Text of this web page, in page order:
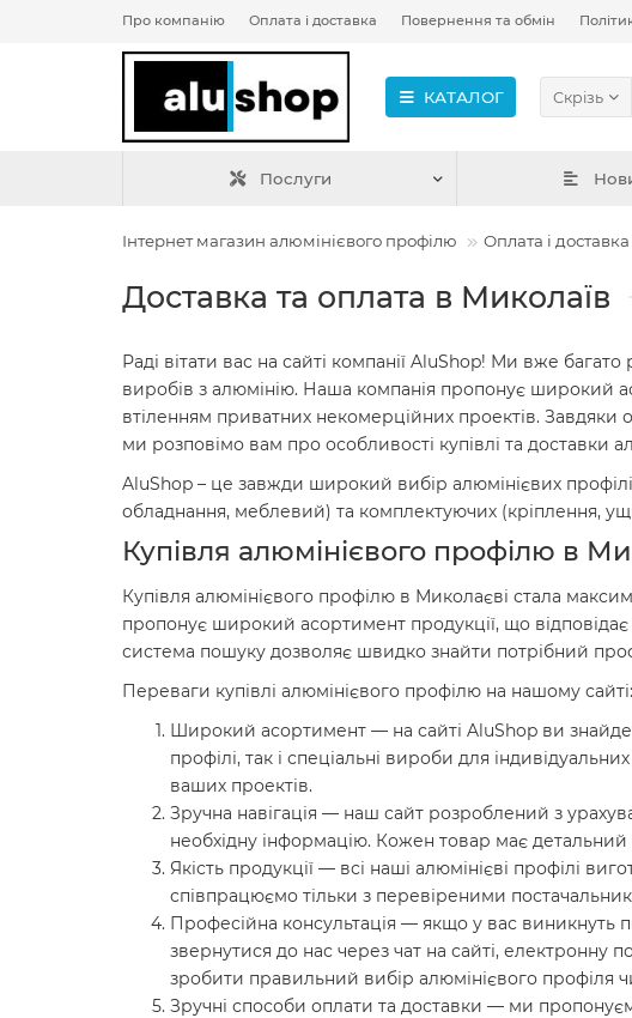
Про компанію Оплата і доставка Повернення та обмін
КАТАЛОГ Скрізь
Послуги
Інтернет магазин алюмінієвого профілю Оплата і доставка
Доставка та оплата в Mиколаїв
Раді вітати вас на сайті компанії AluShop! Ми вже
виробів з алюмінію. Наша компанія пропонує широкий
втіленням приватних некомерційних проектів. Завдяки
ми розповімо вам про особливості купівлі та доставки
AluShop – це завжди широкий вибір алюмінієвих
обладнання, меблевий) та комплектуючих (кріплення,
Купівля алюмінієвого профілю в
Купівля алюмінієвого профілю в Миколаєві стала
пропонує широкий асортимент продукції, що
система пошуку дозволяє швидко знайти потрібний
Переваги купівлі алюмінієвого профілю на нашому сайті:
Широкий асортимент — на сайті AluShop ви
профілі, так і спеціальні вироби для
ваших проектів.
Зручна навігація — наш сайт розроблений з
необхідну інформацію. Кожен товар має
Якість продукції — всі наші алюмінієві профілі
співпрацюємо тільки з перевіреними
Професійна консультація — якщо у вас виникнуть
звернутися до нас через чат на сайті,
зробити правильний вибір алюмінієвого профіля
Зручні способи оплати та доставки — ми